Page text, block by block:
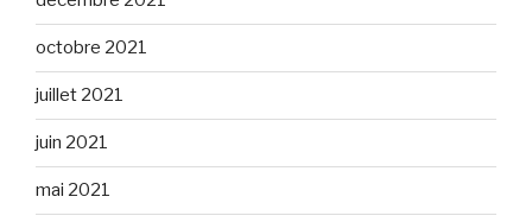
octobre 2021
juillet 2021
juin 2021
mai 2021